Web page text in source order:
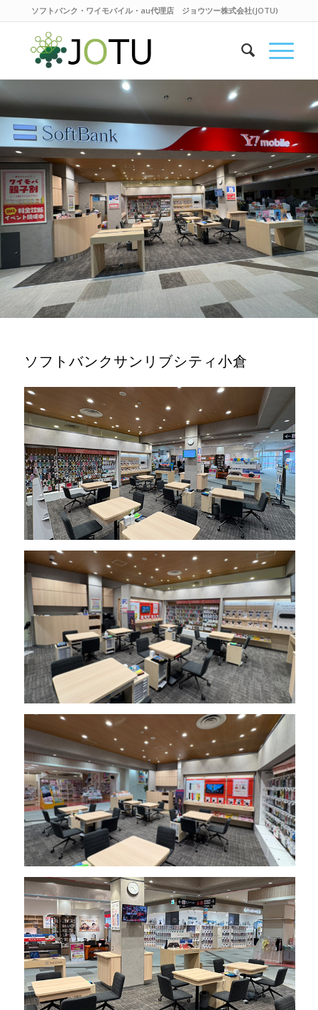
ソフトバンク・ワイモバイル・au代理店 ジョウツー株式会社(JOTU)
ソフトバンクサンリブシティ小倉